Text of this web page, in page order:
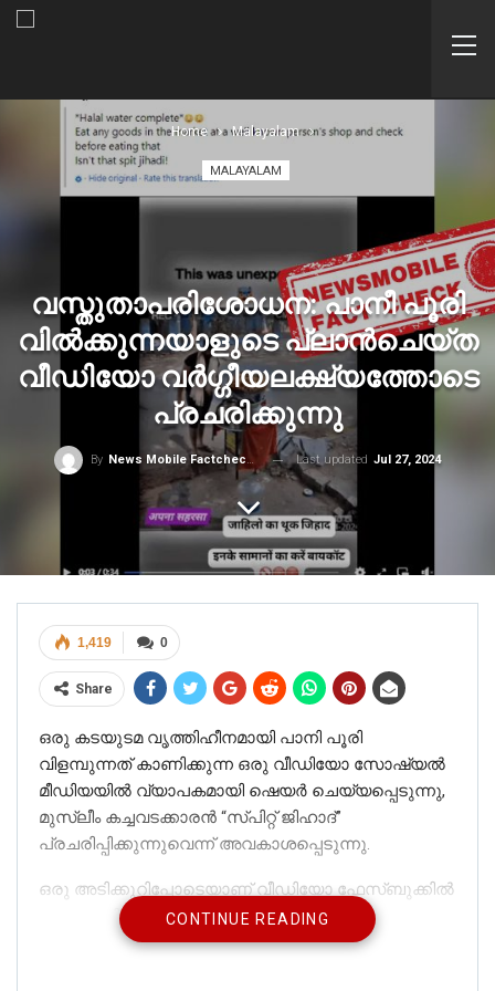
Home Malayalam
MALAYALAM
വസ്തുതാപരിശോധന: പാനീ പൂരി
വില്‍ക്കുന്നയാളുടെ പ്ലാന്‍ചെയ്ത
വീഡിയോ വര്‍ഗ്ഗീയലക്ഷ്യത്തോടെ
പ്രചരിക്കുന്നു
By News Mobile Factcheck Bureau Last updated Jul 27, 2024
0
1,419
Share
ഒരു കടയുടമ വൃത്തിഹീനമായി പാനി പൂരി
വിളമ്പുന്നത് കാണിക്കുന്ന ഒരു വീഡിയോ സോഷ്യൽ
മീഡിയയിൽ വ്യാപകമായി ഷെയർ ചെയ്യപ്പെടുന്നു,
മുസ്ലീം കച്ചവടക്കാരൻ “സ്പിറ്റ് ജിഹാദ്”
പ്രചരിപ്പിക്കുന്നുവെന്ന് അവകാശപ്പെടുന്നു.
ഒരു അടിക്കുറിപ്പോടെയാണ് വീഡിയോ ഫേസ്ബുക്കിൽ
പങ്കുവെച്ചിരിക്കുന്നത്: “*ഹലാൽ പാനി പൂരി ഖാഏം
കൂടാതെ ഖാനേ സേ പഹലേ അവസര ജാഞ്ചെം കി
CONTINUE READING